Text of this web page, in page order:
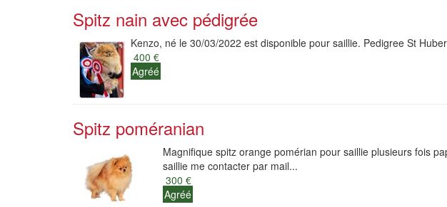
Spitz nain avec pédigrée
Kenzo, né le 30/03/2022 est disponible pour saillie. Pedigree St
400 €
Agréé
Spitz poméranian
Magnifique spitz orange pomérian pour saillie plusieurs fois
saillie me contacter par mail...
300 €
Agréé